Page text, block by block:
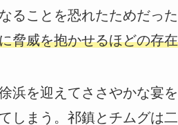
ることを恐れたためだった
脅威を抱かせるほどの存
浜を迎えてささやかな宴
しまう。祁鎮とチムグは